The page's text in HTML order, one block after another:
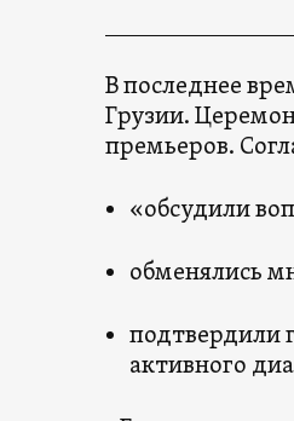
В последнее
Грузии.
премьеров.
«обсудили
обменялись
подтвердили
активного